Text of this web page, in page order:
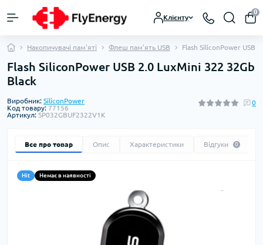
Клієнту
0
Накопичувачі пам'яті Флеш пам'ять USB Flash SiliconPower USB
Flash SiliconPower USB 2.0 LuxMini 322 32Gb
Black
Виробник: SiliconPower
Код товару: 77156
Артикул: SP032GBUF2322V1K
0
Все про товар Опис Характеристики Відгуки 0
Hit Немає в наявності